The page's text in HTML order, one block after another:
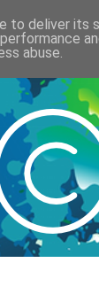
to deliver its
abuse.